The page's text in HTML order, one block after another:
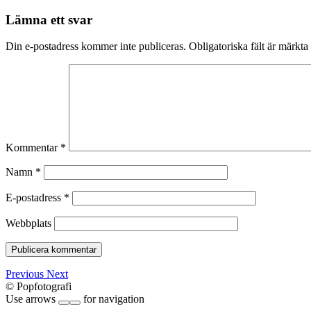
Lämna ett svar
Din e-postadress kommer inte publiceras. Obligatoriska fält är märkta
Kommentar *
Namn *
E-postadress *
Webbplats
Previous Next
© Popfotografi
Use arrows
for navigation